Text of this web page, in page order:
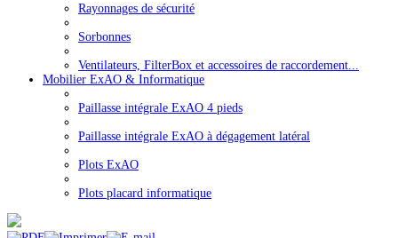
Rayonnages de sécurité
Sorbonnes
Ventilateurs, FilterBox et accessoires de raccordement...
Mobilier ExAO & Informatique
Paillasse intégrale ExAO 4 pieds
Paillasse intégrale ExAO à dégagement latéral
Plots ExAO
Plots placard informatique